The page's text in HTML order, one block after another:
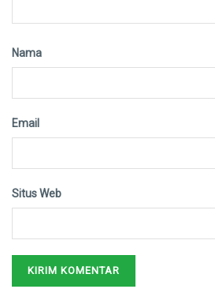
Nama
Email
Situs Web